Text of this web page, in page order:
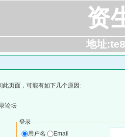
资
地址
此页面，可能有如下几个原因:
论坛
登录
用户名
Email